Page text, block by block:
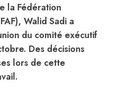
la Fédération
Walid Sadi a
du comité exécutif
Des décisions
lors de cette